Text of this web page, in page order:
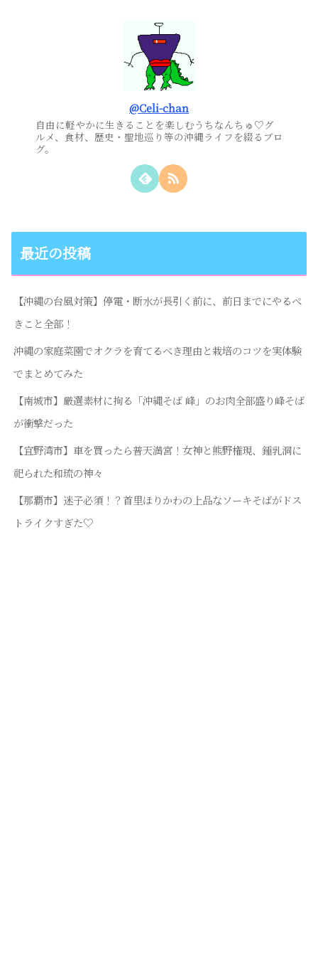
@Celi-chan
自由に軽やかに生きることを楽しむうちなんちゅ♡グ
ルメ、食材、歴史・聖地巡り等の沖縄ライフを綴るブロ
グ。
最近の投稿
【沖縄の台風対策】停電・断水が長引く前に、前日までにやるべ
きこと全部！
沖縄の家庭菜園でオクラを育てるべき理由と栽培のコツを実体験
でまとめてみた
【南城市】厳選素材に拘る「沖縄そば 峰」のお肉全部盛り峰そば
が衝撃だった
【宜野湾市】車を買ったら普天満宮！女神と熊野権現、鍾乳洞に
祀られた和琉の神々
【那覇市】迷子必須！？首里ほりかわの上品なソーキそばがドス
トライクすぎた♡